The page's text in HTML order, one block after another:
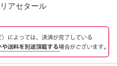
リアセタール